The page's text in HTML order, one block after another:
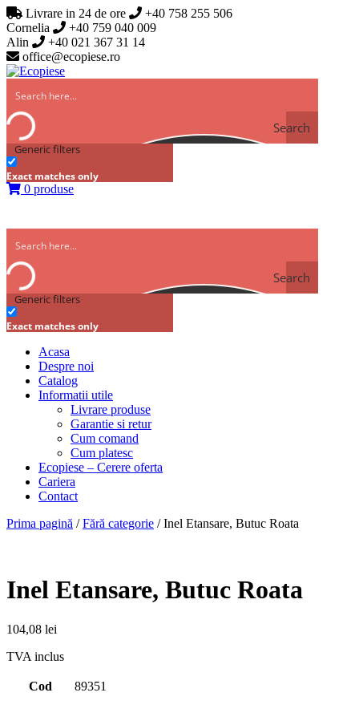
Livrare in 24 de ore
+40 758 255 506
Cornelia
+40 759 040 009
Alin
+40 021 367 31 14
office@ecopiese.ro
Search
Generic filters
Exact matches only
0 produse
Search
Generic filters
Exact matches only
Acasa
Despre noi
Catalog
Informatii utile
Livrare produse
Garantie si retur
Cum comand
Cum platesc
Ecopiese – Cerere oferta
Cariera
Contact
Prima pagină /Fără categorie / Inel Etansare, Butuc Roata
Inel Etansare, Butuc Roata
104,08 lei
TVA inclus
Cod 89351